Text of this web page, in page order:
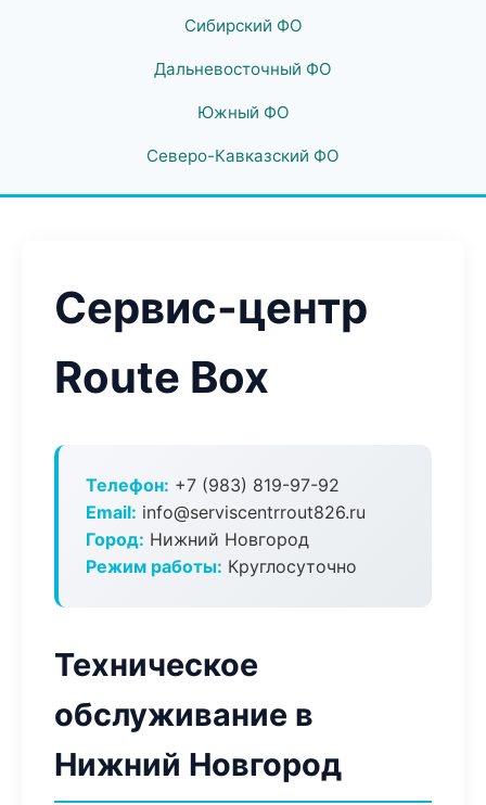
Сибирский ФО
Дальневосточный ФО
Южный ФО
Северо-Кавказский ФО
Сервис-центр
Route Box
Телефон: +7 (983) 819-97-92
Email: info@serviscentrrout826.ru
Город: Нижний Новгород
Режим работы: Круглосуточно
Техническое
обслуживание в
Нижний Новгород